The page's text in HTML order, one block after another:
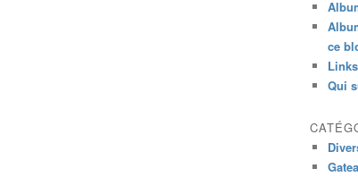
ce
Links
Qui